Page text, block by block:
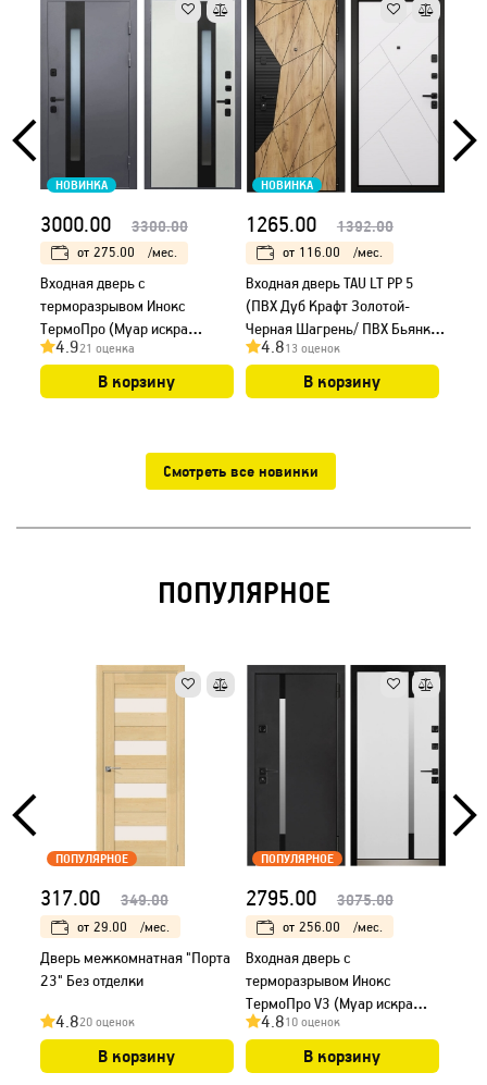
НОВИНКА
3000.00 3300.00
от 275.00 /мес.
Входная дверь с
терморазрывом Инокс
ТермоПро (Муар искра
коричневый/ ПВХ Белый),
стеклопакет смещен к ручке
4.921 оценка
В корзину
НОВИНКА
1265.00 1392.00
от 116.00 /мес.
Входная дверь TAU LT PP 5
(ПВХ Дуб Крафт Золотой-
Черная Шагрень/ ПВХ Бьянко
белый)
4.813 оценок
В корзину
Смотреть все новинки
ПОПУЛЯРНОЕ
ПОПУЛЯРНОЕ
317.00 349.00
от 29.00 /мес.
Дверь межкомнатная "Порта
23" Без отделки
4.820 оценок
В корзину
ПОПУЛЯРНОЕ
2795.00 3075.00
от 256.00 /мес.
Входная дверь с
терморазрывом Инокс
ТермоПро V3 (Муар искра
черный/ ПВХ Белый), тип 1
4.810 оценок
В корзину